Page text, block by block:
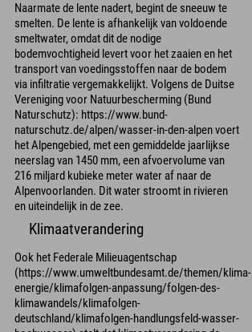
Naarmate de lente nadert, begint de sneeuw te
smelten. De lente is afhankelijk van voldoende
smeltwater, omdat dit de nodige
bodemvochtigheid levert voor het zaaien en het
transport van voedingsstoffen naar de bodem
via infiltratie vergemakkelijkt. Volgens de Duitse
Vereniging voor Natuurbescherming (Bund
Naturschutz): https://www.bund-
naturschutz.de/alpen/wasser-in-den-alpen voert
het Alpengebied, met een gemiddelde jaarlijkse
neerslag van 1450 mm, een afvoervolume van
216 miljard kubieke meter water af naar de
Alpenvoorlanden. Dit water stroomt in rivieren
en uiteindelijk in de zee.
Klimaatverandering
Ook het Federale Milieuagentschap
(https://www.umweltbundesamt.de/themen/klima-
energie/klimafolgen-anpassung/folgen-des-
klimawandels/klimafolgen-
deutschland/klimafolgen-handlungsfeld-wasser-